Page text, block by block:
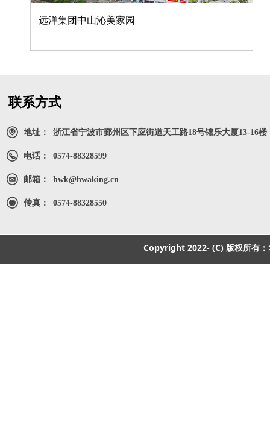
远洋集团中山沁美家园
Copyright 2022- (C) 版权所有
地址： 浙江省宁波市鄞州区下应街道天工路18号锦乐大厦13-16楼
电话： 0574-88328599
邮箱： hwk@hwaking.cn
传真： 0574-88328550
联系方式